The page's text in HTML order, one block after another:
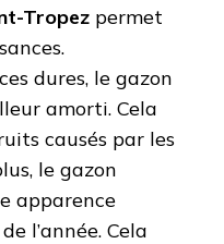
Tropez permet
dures, le gazon
amorti. Cela
causés par les
le gazon
apparence
l’année. Cela